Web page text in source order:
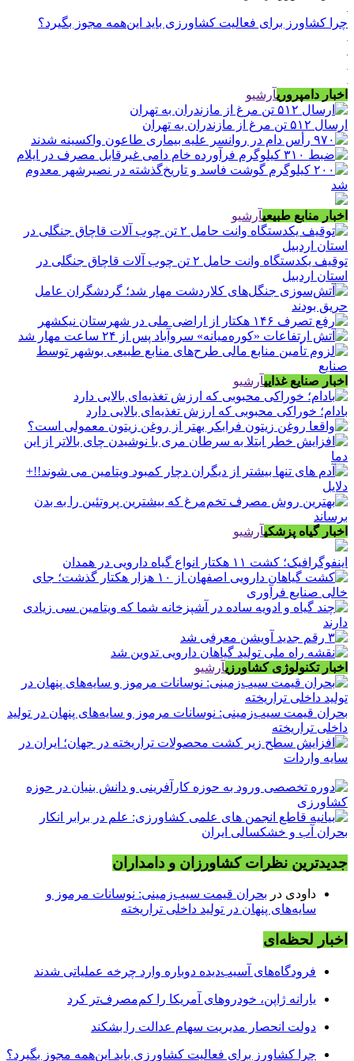
چرا کشاورز برای فعالیت کشاورزی باید این‌همه مجوز بگیرد؟
اخبار دامپروریآرشیو
ارسال ۵۱۲ تن مرغ از مازندران به تهران
اخبار منابع طبیعیآرشیو
توقیف یکدستگاه وانت حامل ۲ تن چوب آلات قاچاق جنگلی در
استان اردبیل
اخبار صنایع غذاییآرشیو
بادام؛ خوراکی محبوبی که ارزش تغذیه‌ای بالایی دارد
اخبار گیاه پزشکیآرشیو
اینفوگرافیک؛ کشت ۱۱ هکتار انواع گیاه دارویی در همدان
اخبار تکنولوژی کشاورزیآرشیو
بحران قیمت سیب‌زمینی: نوسانات مرموز و سایه‌های پنهان در تولید
داخلی تراریخته
جدیدترین نظرات کشاورزان و دامداران
داودی در بحران قیمت سیب‌زمینی: نوسانات مرموز و
سایه‌های پنهان در تولید داخلی تراریخته
اخبار لحظه‌ای
فرودگاه‌های آسیب‌دیده دوباره وارد چرخه عملیاتی شدند
یارانه ژاپن، خودروهای آمریکا را کم‌مصرف‌تر کرد
دولت انحصار مدیریت سهام عدالت را بشکند
چرا کشاورز برای فعالیت کشاورزی باید این‌همه مجوز بگیرد؟